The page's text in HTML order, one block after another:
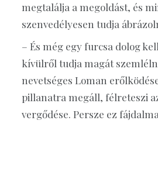
megtalálja a megoldást, és
szenvedélyesen tudja
– És még egy furcsa dolog
kívülről tudja magát
nevetséges Loman
pillanatra megáll, félreteszi
vergődése. Persze ez